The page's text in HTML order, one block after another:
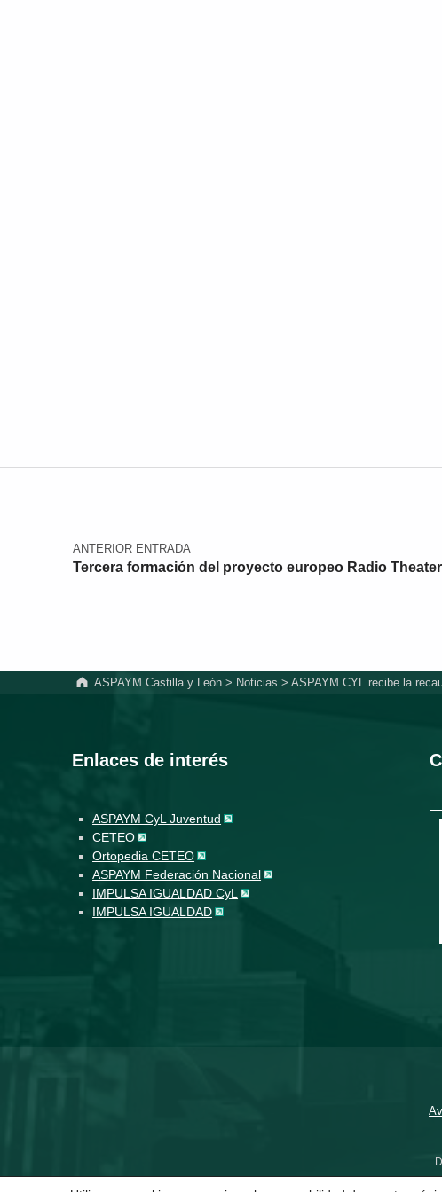
Navegación de entradas
ANTERIOR ENTRADA
Tercera formación del proyecto europeo Radio Theater
ASPAYM Castilla y León> Noticias > ASPAYM CYL recibe la
Enlaces de interés
ASPAYM CyL Juventud
CETEO
Ortopedia CETEO
ASPAYM Federación Nacional
IMPULSA IGUALDAD CyL
IMPULSA IGUALDAD